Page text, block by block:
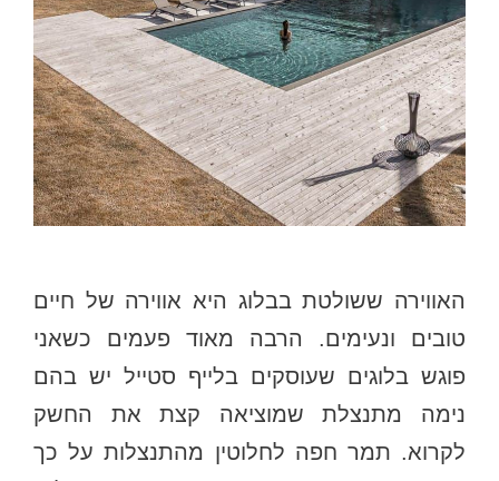
האווירה ששולטת בבלוג היא אווירה של חיים
טובים ונעימים. הרבה מאוד פעמים כשאני
פוגש בלוגים שעוסקים בלייף סטייל יש בהם
נימה מתנצלת שמוציאה קצת את החשק
לקרוא. תמר חפה לחלוטין מהתנצלות על כך